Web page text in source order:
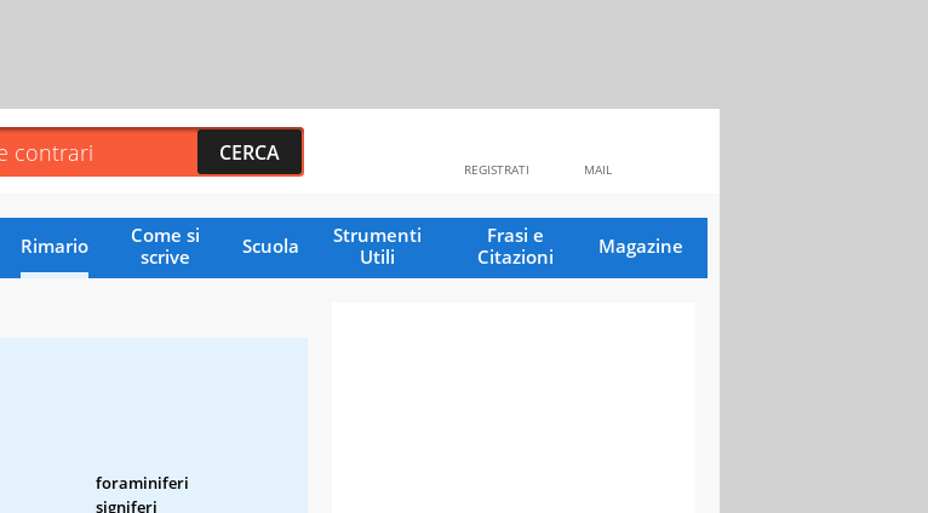
MAIL
REGISTRATI
Rimario
Come si
scrive
Scuola
Strumenti
Utili
Frasi e
Citazioni
Magazine
foraminiferi
signiferi